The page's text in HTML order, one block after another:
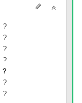
?
?
?
?
?
?
?